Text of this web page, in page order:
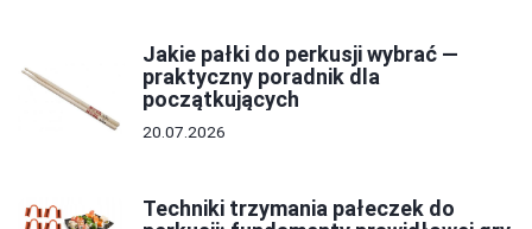
Jakie pałki do perkusji wybrać —
praktyczny poradnik dla
początkujących
20.07.2026
Techniki trzymania pałeczek do